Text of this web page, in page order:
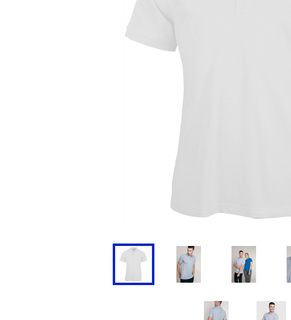
Cravate
Parapluie
Echarpe et Tour de Cou
Ceinture
Goodies
Chaussette